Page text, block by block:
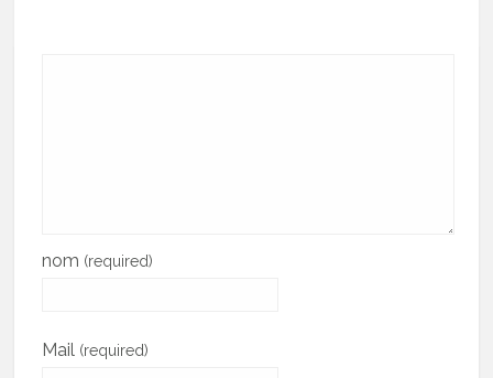
nom (required)
Mail (required)